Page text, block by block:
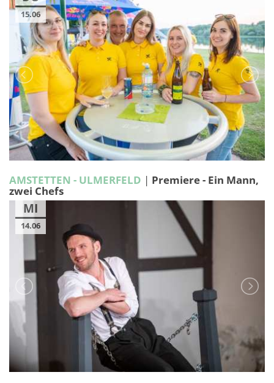
15.06
AMSTETTEN - ULMERFELD | Premiere - Ein Mann,
zwei Chefs
MI
14.06